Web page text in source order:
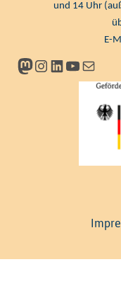
und 14 Uhr
E-
Mastodon
Instagram
LinkedIn